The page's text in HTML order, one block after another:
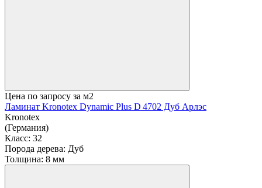
Цена по запросу за м2
Ламинат Kronotex Dynamic Plus D 4702 Дуб Арлэс
Kronotex
(Германия)
Класс: 32
Порода дерева: Дуб
Толщина: 8 мм